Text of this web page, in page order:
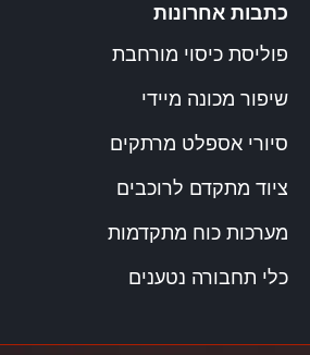
כתבות אחרונות
פוליסת כיסוי מורחבת
שיפור מכונה מיידי
סיורי אספלט מרתקים
ציוד מתקדם לרוכבים
מערכות כוח מתקדמות
כלי תחבורה נטענים